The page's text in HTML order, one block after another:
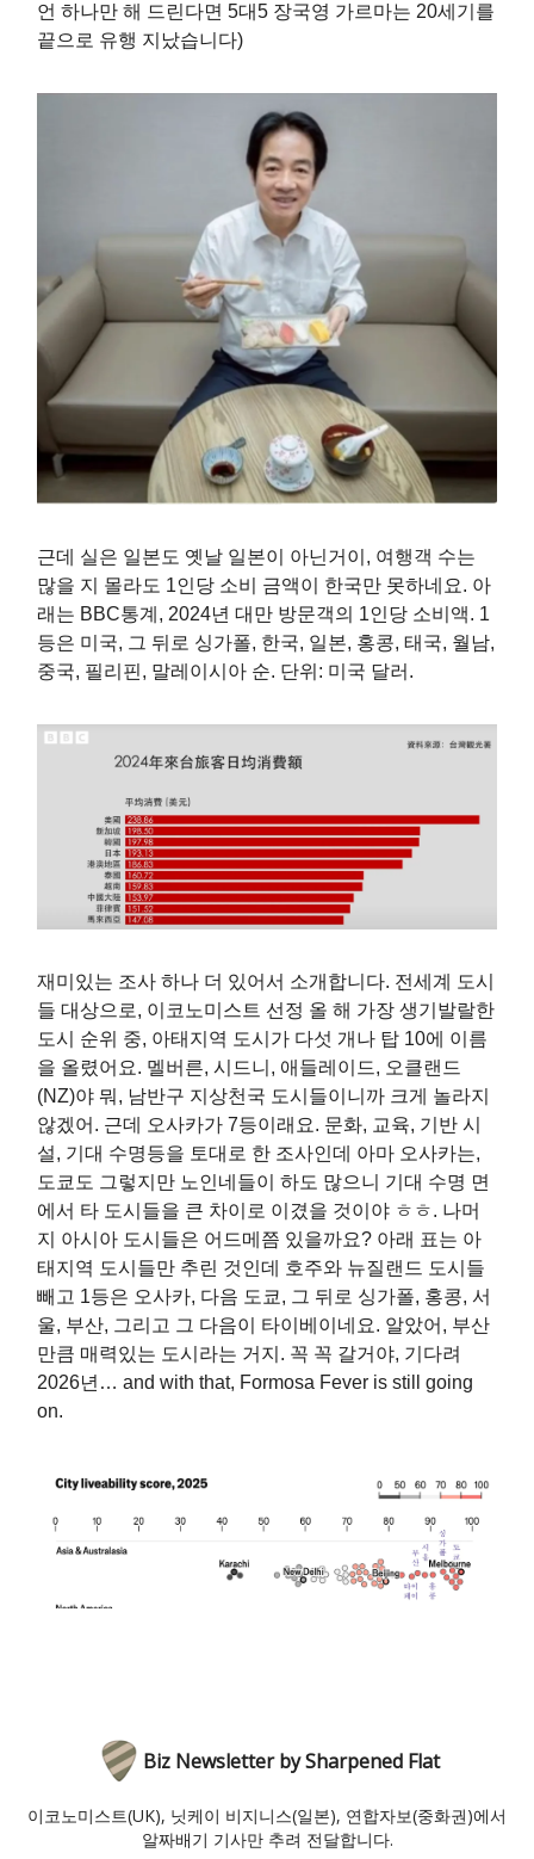
언 하나만 해 드린다면 5대5 장국영 가르마는 20세기를
끝으로 유행 지났습니다)
근데 실은 일본도 옛날 일본이 아닌거이, 여행객 수는
많을 지 몰라도 1인당 소비 금액이 한국만 못하네요. 아
래는 BBC통계, 2024년 대만 방문객의 1인당 소비액. 1
등은 미국, 그 뒤로 싱가폴, 한국, 일본, 홍콩, 태국, 월남,
중국, 필리핀, 말레이시아 순. 단위: 미국 달러.
재미있는 조사 하나 더 있어서 소개합니다. 전세계 도시
들 대상으로, 이코노미스트 선정 올 해 가장 생기발랄한
도시 순위 중, 아태지역 도시가 다섯 개나 탑 10에 이름
을 올렸어요. 멜버른, 시드니, 애들레이드, 오클랜드
(NZ)야 뭐, 남반구 지상천국 도시들이니까 크게 놀라지
않겠어. 근데 오사카가 7등이래요. 문화, 교육, 기반 시
설, 기대 수명등을 토대로 한 조사인데 아마 오사카는,
도쿄도 그렇지만 노인네들이 하도 많으니 기대 수명 면
에서 타 도시들을 큰 차이로 이겼을 것이야 ㅎㅎ. 나머
지 아시아 도시들은 어드메쯤 있을까요? 아래 표는 아
태지역 도시들만 추린 것인데 호주와 뉴질랜드 도시들
빼고 1등은 오사카, 다음 도쿄, 그 뒤로 싱가폴, 홍콩, 서
울, 부산, 그리고 그 다음이 타이베이네요. 알았어, 부산
만큼 매력있는 도시라는 거지. 꼭 꼭 갈거야, 기다려
2026년… and with that, Formosa Fever is still going
on.
Biz Newsletter by Sharpened Flat
이코노미스트(UK), 닛케이 비지니스(일본), 연합자보(중화권)에서
알짜배기 기사만 추려 전달합니다.